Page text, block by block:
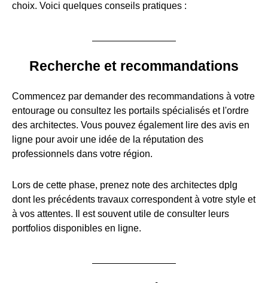
choix. Voici quelques conseils pratiques :
Recherche et recommandations
Commencez par demander des recommandations à votre
entourage ou consultez les portails spécialisés et l'ordre
des architectes. Vous pouvez également lire des avis en
ligne pour avoir une idée de la réputation des
professionnels dans votre région.
Lors de cette phase, prenez note des architectes dplg
dont les précédents travaux correspondent à votre style et
à vos attentes. Il est souvent utile de consulter leurs
portfolios disponibles en ligne.